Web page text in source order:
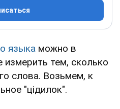
языка можно в
тем, сколько
слова. Возьмем, к
"цідилок".